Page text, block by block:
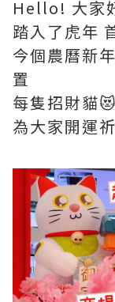
Hello! 大家
踏入了虎年
今個農曆新
置
每隻招財貓
為大家開運